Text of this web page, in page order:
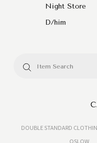
Night Store
D/him
DOUBLE STANDARD
OSLOW